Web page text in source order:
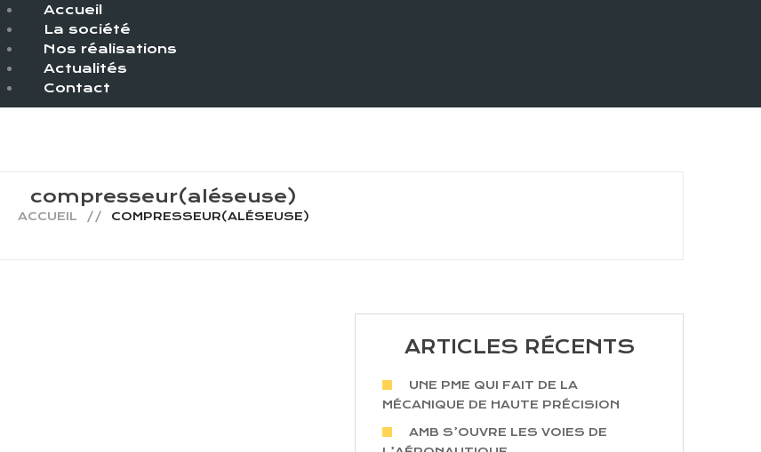
Accueil
La société
Nos réalisations
Actualités
Contact
compresseur(aléseuse)
ACCUEIL COMPRESSEUR(ALÉSEUSE)
ARTICLES RÉCENTS
UNE PME QUI FAIT DE LA
MÉCANIQUE DE HAUTE PRÉCISION
AMB S’OUVRE LES VOIES DE